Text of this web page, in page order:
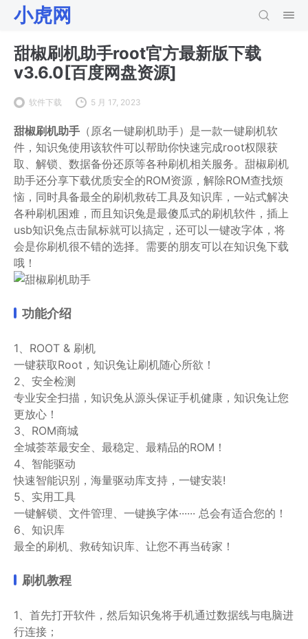
小虎网
甜椒刷机助手root官方最新版下载
v3.6.0[百度网盘资源]
软件下载 5 月 17, 2023
甜椒刷机助手 （原名一键刷机助手）是一款一键刷机软
件，知识兔使用该软件可以帮助你快速完成root权限获
取、解锁、数据备份还原等各种刷机相关服务。甜椒刷机
助手还分享下载优质安全的ROM资源，解除ROM查找烦
恼，同时具备最全的刷机救砖工具及知识库，一站式解决
各种刷机困难，而且知识兔是最傻瓜式的刷机软件，插上
usb知识兔点击鼠标就可以搞定，还可以一键改字体，将
会是你刷机很不错的选择。需要的朋友可以在知识兔下载
哦！
功能介绍
1、ROOT & 刷机
一键获取Root，知识兔让刷机随心所欲！
2、安全检测
专业安全扫描，知识兔从源头保证手机健康，知识兔让您
更放心！
3、ROM商城
全城荟萃最安全、最稳定、最精品的ROM！
4、智能驱动
快速智能识别，海量驱动库支持，一键安装!
5、实用工具
一键解锁、文件管理、一键换字体······ 总会有适合您的！
6、知识库
最全的刷机、救砖知识库、让您不再当砖家！
刷机教程
1、首先打开软件，然后知识兔将手机通过数据线与电脑进
行连接；